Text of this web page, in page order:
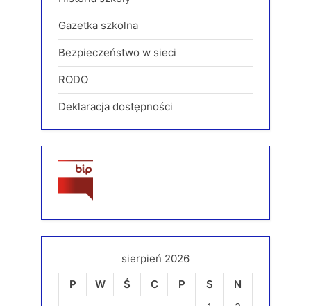
Gazetka szkolna
Bezpieczeństwo w sieci
RODO
Deklaracja dostępności
sierpień 2026
P
W Ś C P S
N